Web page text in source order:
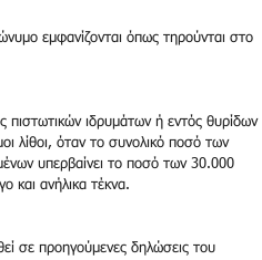
εμφανίζονται όπως τηρούνται στο
πιστωτικών ιδρυμάτων ή εντός θυρίδων
λίθοι, όταν το συνολικό ποσό των
υπερβαίνει το ποσό των 30.000
και ανήλικα τέκνα.
σε προηγούμενες δηλώσεις του